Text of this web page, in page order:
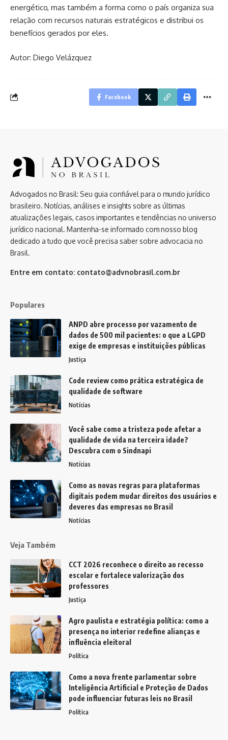
energético, mas também a forma como o país organiza sua
relação com recursos naturais estratégicos e distribui os
benefícios gerados por eles.
Autor: Diego Velázquez
Facebook
Advogados no Brasil: Seu guia confiável para o mundo jurídico
brasileiro. Notícias, análises e insights sobre as últimas
atualizações legais, casos importantes e tendências no universo
jurídico nacional. Mantenha-se informado com nosso blog
dedicado a tudo que você precisa saber sobre advocacia no
Brasil.
Entre em contato: contato@advnobrasil.com.br
Populares
ANPD abre processo por vazamento de
dados de 500 mil pacientes: o que a LGPD
exige de empresas e instituições públicas
Justiça
Code review como prática estratégica de
qualidade de software
Notícias
Você sabe como a tristeza pode afetar a
qualidade de vida na terceira idade?
Descubra com o Sindnapi
Notícias
Como as novas regras para plataformas
digitais podem mudar direitos dos usuários e
deveres das empresas no Brasil
Notícias
Veja Também
CCT 2026 reconhece o direito ao recesso
escolar e fortalece valorização dos
professores
Justiça
Agro paulista e estratégia política: como a
presença no interior redefine alianças e
influência eleitoral
Política
Como a nova frente parlamentar sobre
Inteligência Artificial e Proteção de Dados
pode influenciar futuras leis no Brasil
Política